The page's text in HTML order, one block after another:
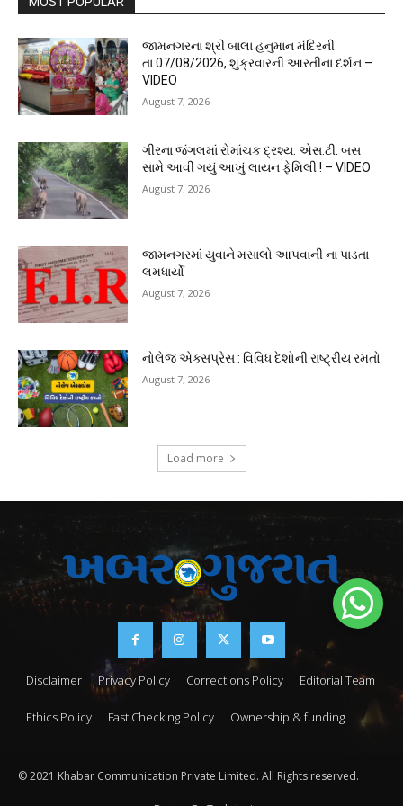
જામનગરના શ્રી બાલા હનુમાન મંદિરની
તા.07/08/2026, શુક્રવારની આરતીના દર્શન –
VIDEO
August 7, 2026
ગીરના જંગલમાં રોમાંચક દ્રશ્ય: એસ.ટી. બસ
સામે આવી ગયું આખું લાયન ફેમિલી ! – VIDEO
August 7, 2026
જામનગરમાં યુવાને મસાલો આપવાની ના પાડતા
લમધાર્યો
August 7, 2026
નોલેજ એક્સપ્રેસ : વિવિધ દેશોની રાષ્ટ્રીય રમતો
August 7, 2026
Load more
Disclaimer Privacy Policy Corrections Policy Editorial Team
Ethics Policy Fast Checking Policy Ownership & funding
© 2021 Khabar Communication Private Limited. All Rights reserved.